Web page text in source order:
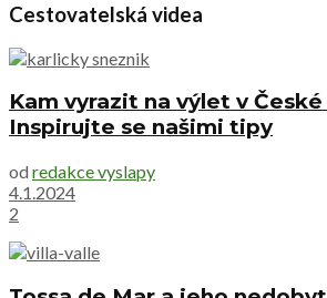
Cestovatelská videa
Kam vyrazit na výlet v
Inspirujte se našimi tipy
od redakce vyslapy
4.1.2024
2